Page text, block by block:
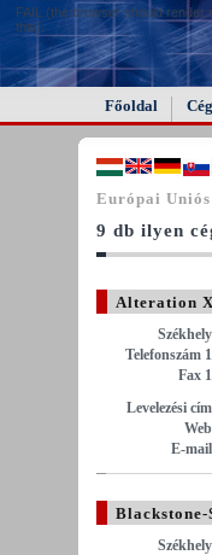
FAIL (the browser should render
this).
Főoldal
Európai
9 db ilyen
Alteration
Telefonszám
Fax
Levelezési
E-
Blackstone-